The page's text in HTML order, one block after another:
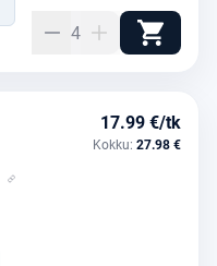
4
17.99 €/tk
Kokku: 27.98 €